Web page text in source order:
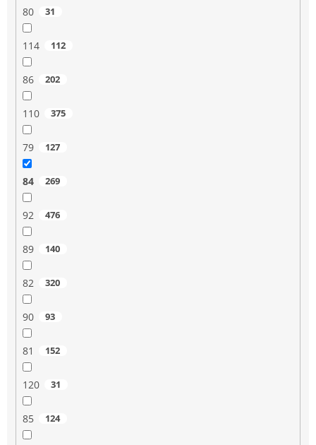
80 31
114 112
86 202
110 375
79 127
84 269
92 476
89 140
82 320
90 93
81 152
120 31
85 124